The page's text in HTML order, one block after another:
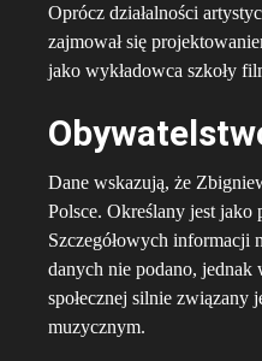
Oprócz działalności
zajmował się
jako wykładowca szkoły
Dane wskazują, że
Polsce. Określany jest
Szczegółowych informacji
danych nie podano, jednak
społecznej silnie związany
muzycznym.